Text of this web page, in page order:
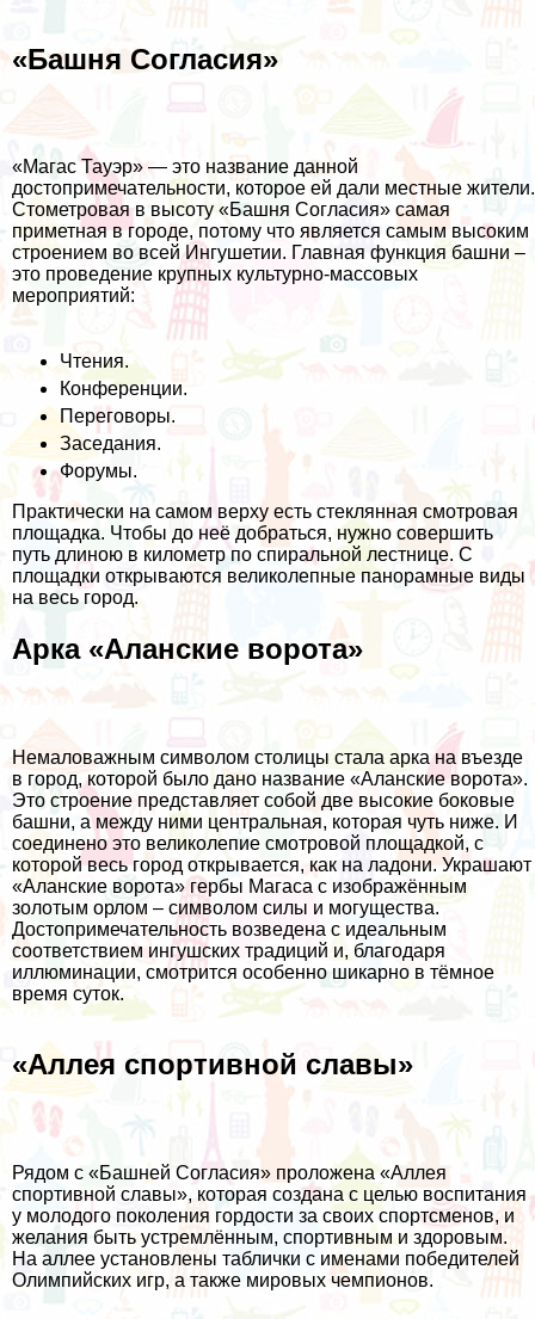
«Башня Согласия»
«Магас Тауэр» — это название данной
достопримечательности, которое ей дали местные жители.
Стометровая в высоту «Башня Согласия» самая
приметная в городе, потому что является самым высоким
строением во всей Ингушетии. Главная функция башни –
это проведение крупных культурно-массовых
мероприятий:
Чтения.
Конференции.
Переговоры.
Заседания.
Форумы.
Практически на самом верху есть стеклянная смотровая
площадка. Чтобы до неё добраться, нужно совершить
путь длиною в километр по спиральной лестнице. С
площадки открываются великолепные панорамные виды
на весь город.
Арка «Аланские ворота»
Немаловажным символом столицы стала арка на въезде
в город, которой было дано название «Аланские ворота».
Это строение представляет собой две высокие боковые
башни, а между ними центральная, которая чуть ниже. И
соединено это великолепие смотровой площадкой, с
которой весь город открывается, как на ладони. Украшают
«Аланские ворота» гербы Магаса с изображённым
золотым орлом – символом силы и могущества.
Достопримечательность возведена с идеальным
соответствием ингушских традиций и, благодаря
иллюминации, смотрится особенно шикарно в тёмное
время суток.
«Аллея спортивной славы»
Рядом с «Башней Согласия» проложена «Аллея
спортивной славы», которая создана с целью воспитания
у молодого поколения гордости за своих спортсменов, и
желания быть устремлённым, спортивным и здоровым.
На аллее установлены таблички с именами победителей
Олимпийских игр, а также мировых чемпионов.